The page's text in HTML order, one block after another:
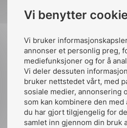
Vi benytter
Vi bruker
annonser et personlig preg,
mediefunksjoner og for å
Vi deler dessuten
bruker nettstedet vårt, med
sosiale medier, annonsering
som kan kombinere den
du har gjort tilgjengelig for
samlet inn gjennom din bruk
Søk
Kontakt oss
Ansatte
Kontakt
Bruk